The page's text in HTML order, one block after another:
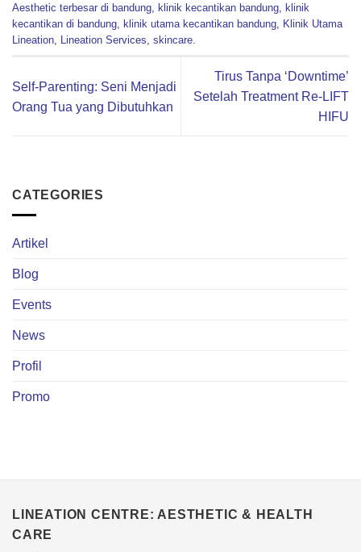
Aesthetic terbesar di bandung, klinik kecantikan bandung, klinik
kecantikan di bandung, klinik utama kecantikan bandung, Klinik Utama
Lineation, Lineation Services, skincare.
Self-Parenting: Seni Menjadi
Orang Tua yang Dibutuhkan
Tirus Tanpa ‘Downtime’
Setelah Treatment Re-LIFT
HIFU
CATEGORIES
Artikel
Blog
Events
News
Profil
Promo
LINEATION CENTRE: AESTHETIC & HEALTH
CARE